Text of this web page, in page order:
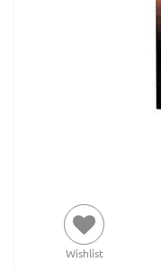
Wishlist